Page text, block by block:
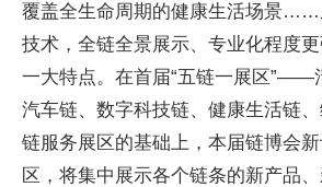
覆盖全生命周期的健康生活场景……
技术，全链全景展示、专业化程度
一大特点。在首届“五链一展区”——
汽车链、数字科技链、健康生活链
链服务展区的基础上，本届链博会
区，将集中展示各个链条的新产品、